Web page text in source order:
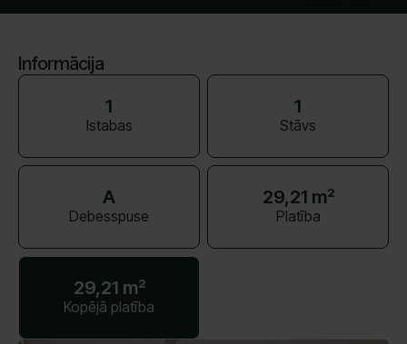
Informācija
1
Istabas
1
Stāvs
A
Debesspuse
29,21 m²
Platība
29,21 m²
Kopējā platība